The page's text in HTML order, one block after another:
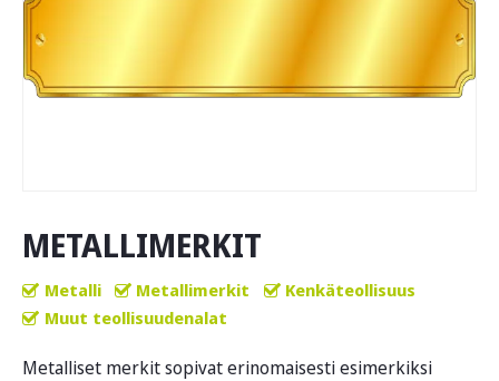
METALLIMERKIT
Metalli Metallimerkit
Kenkäteollisuus
Muut teollisuudenalat
Metalliset merkit sopivat erinomaisesti esimerkiksi